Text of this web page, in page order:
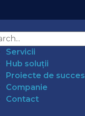
Servicii
Hub soluții
Proiecte de succes
Companie
Contact